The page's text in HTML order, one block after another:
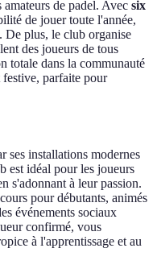
de padel. Avec six
de jouer toute l'année,
De plus, le club organise
des joueurs de tous
totale dans la communauté
festive, parfaite pour
ses installations modernes
est idéal pour les joueurs
s'adonnant à leur passion.
pour débutants, animés
événements sociaux
confirmé, vous
à l'apprentissage et au